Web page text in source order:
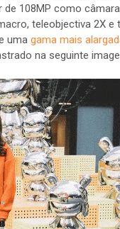
108MP como
teleobjectiva 2X e
uma gama mais
na seguinte